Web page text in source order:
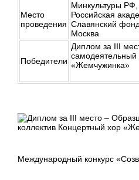
Место
проведения
Минкультуры РФ,
Российская
Славянский
Москва
Победители
Диплом за III
самодеятельный
«Жемчужинка»
Международный конкурс